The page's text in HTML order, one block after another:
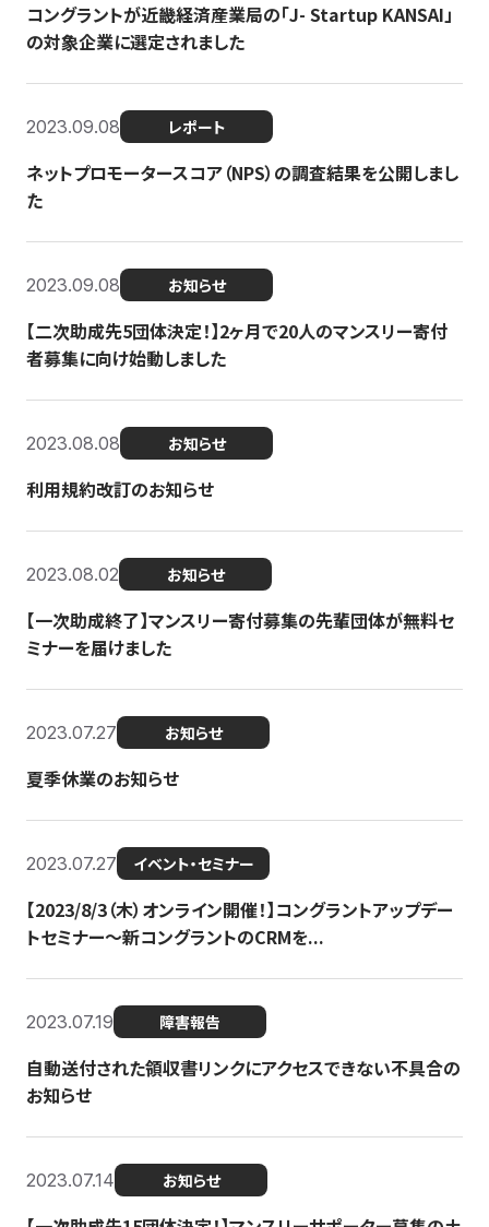
コングラントが近畿経済産業局の「J- Startup KANSAI」
の対象企業に選定されました
2023.09.08 レポート
ネットプロモータースコア（NPS）の調査結果を公開しまし
た
2023.09.08 お知らせ
【二次助成先5団体決定！】2ヶ月で20人のマンスリー寄付
者募集に向け始動しました
2023.08.08 お知らせ
利用規約改訂のお知らせ
2023.08.02 お知らせ
【一次助成終了】マンスリー寄付募集の先輩団体が無料セ
ミナーを届けました
2023.07.27 お知らせ
夏季休業のお知らせ
2023.07.27 イベント・セミナー
【2023/8/3（木）オンライン開催！】コングラントアップデー
トセミナー〜新コングラントのCRMを...
2023.07.19 障害報告
自動送付された領収書リンクにアクセスできない不具合の
お知らせ
2023.07.14 お知らせ